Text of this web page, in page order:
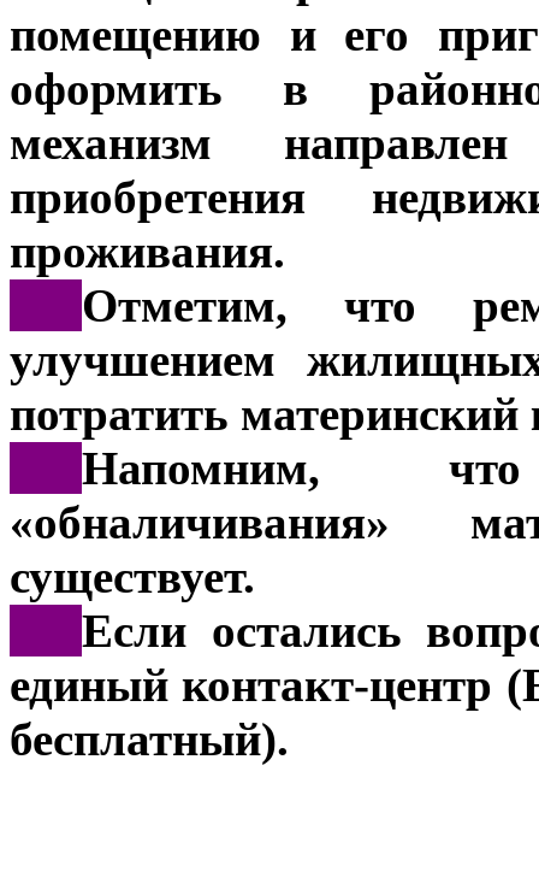
помещению и его
оформить в
механизм
приобретения
проживания.
Отметим, что
улучшением
потратить материнский
Напомним,
«обналичивания»
существует.
Если остались
единый контакт-центр
бесплатный).